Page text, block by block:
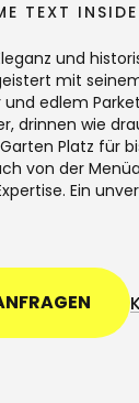
TEXT
und
mit
und edlem
drinnen wie
Platz für
von der
Ein